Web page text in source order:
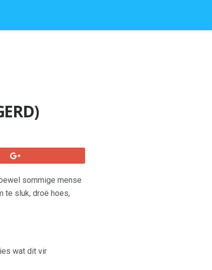
sommige mense
te sluk, droë hoes,
wat dit vir